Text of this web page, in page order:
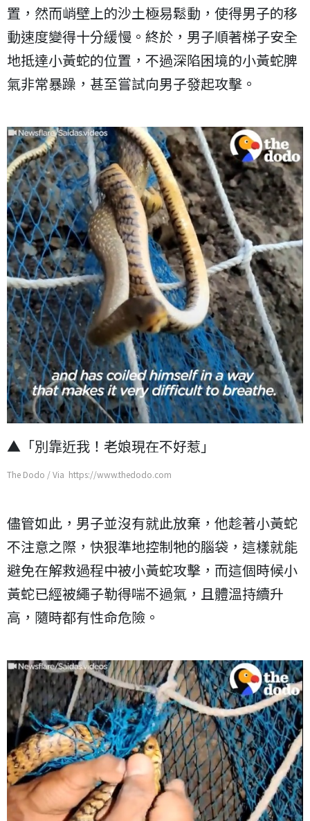
置，然而峭壁上的沙土極易鬆動，使得男子的移
動速度變得十分緩慢。終於，男子順著梯子安全
地抵達小黃蛇的位置，不過深陷困境的小黃蛇脾
氣非常暴躁，甚至嘗試向男子發起攻擊。
▲「別靠近我！老娘現在不好惹」
The Dodo / Via https://www.thedodo.com
儘管如此，男子並沒有就此放棄，他趁著小黃蛇
不注意之際，快狠準地控制牠的腦袋，這樣就能
避免在解救過程中被小黃蛇攻擊，而這個時候小
黃蛇已經被繩子勒得喘不過氣，且體溫持續升
高，隨時都有性命危險。